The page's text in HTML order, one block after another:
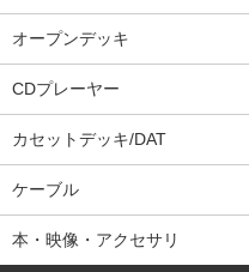
オープンデッキ
CDプレーヤー
カセットデッキ/DAT
ケーブル
本・映像・アクセサリ